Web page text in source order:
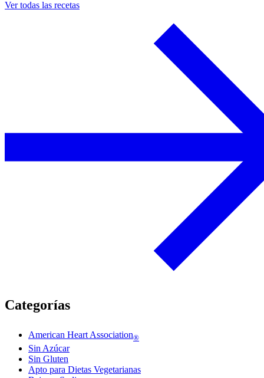
Ver todas las recetas
Categorías
American Heart Association®
Sin Azúcar
Sin Gluten
Apto para Dietas Vegetarianas